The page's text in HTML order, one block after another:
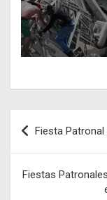
Navegación
de
entradas
Fiesta
Fiestas